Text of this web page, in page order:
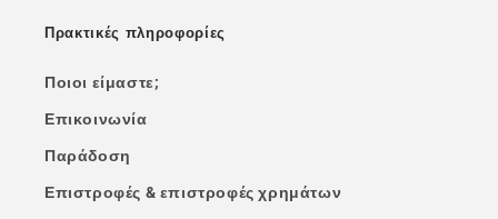
Πρακτικές πληροφορίες
Ποιοι είμαστε;
Επικοινωνία
Παράδοση
Επιστροφές & επιστροφές χρημάτων